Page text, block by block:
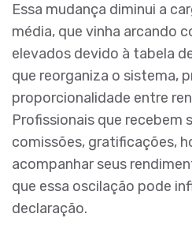
Essa mudança diminui a
média, que vinha arcando
elevados devido à tabela
que reorganiza o sistema,
proporcionalidade entre
Profissionais que recebem
comissões, gratificações,
acompanhar seus
que essa oscilação pode
declaração.